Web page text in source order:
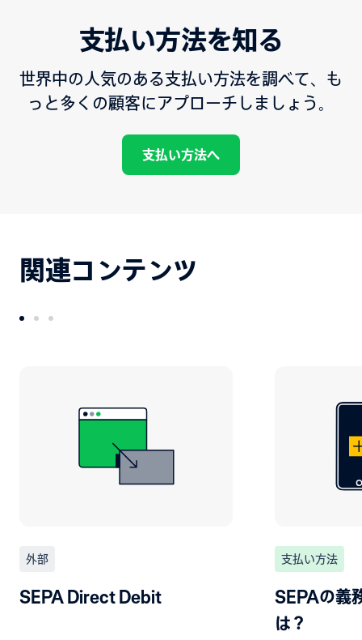
支払い方法を知る
世界中の人気のある支払い方法を調べて、も
っと多くの顧客にアプローチしましょう。
支払い方法へ
関連コンテンツ
外部
SEPA Direct Debit
支払い方法
SEPAの義
は？